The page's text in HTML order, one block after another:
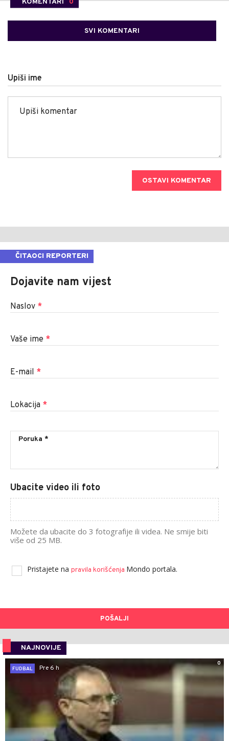
SVI KOMENTARI
Upiši ime
OSTAVI KOMENTAR
ČITAOCI REPORTERI
Dojavite nam vijest
Naslov *
Vaše ime *
E-mail *
Lokacija *
Ubacite video ili foto
Možete da ubacite do 3 fotografije ili videa. Ne smije biti
više od 25 MB.
Pristajete na pravila korišćenja Mondo portala.
POŠALJI
NAJNOVIJE
0
FUDBAL
Pre 6 h